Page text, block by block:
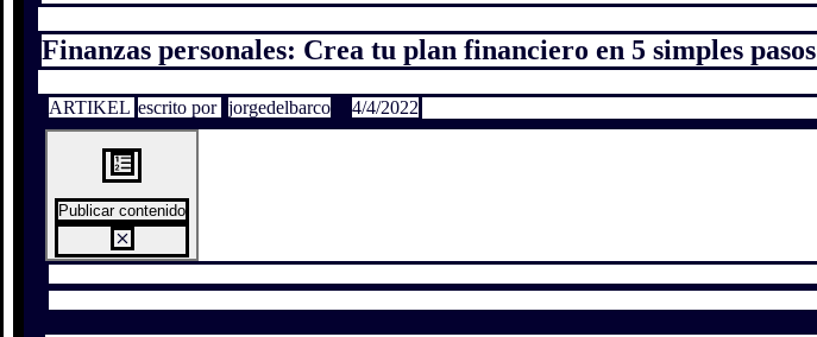
Finanzas personales: Crea tu plan financiero en 5 simples pasos
ARTIKEL escrito por jorgedelbarco 4/4/2022
Publicar contenido